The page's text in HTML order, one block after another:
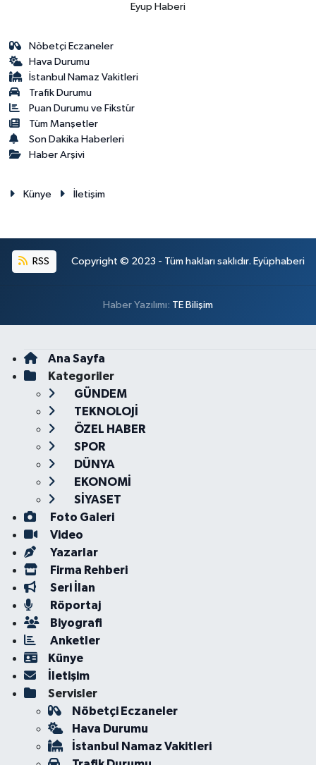
Eyup Haberi
Nöbetçi Eczaneler
Hava Durumu
İstanbul Namaz Vakitleri
Trafik Durumu
Puan Durumu ve Fikstür
Tüm Manşetler
Son Dakika Haberleri
Haber Arşivi
Künye İletişim
RSS Copyright © 2023 - Tüm hakları saklıdır. Eyüphaberi
Haber Yazılımı: TE Bilişim
Ana Sayfa
Kategoriler
GÜNDEM
TEKNOLOJİ
ÖZEL HABER
SPOR
DÜNYA
EKONOMİ
SİYASET
Foto Galeri
Video
Yazarlar
Firma Rehberi
Seri İlan
Röportaj
Biyografi
Anketler
Künye
İletişim
Servisler
Nöbetçi Eczaneler
Hava Durumu
İstanbul Namaz Vakitleri